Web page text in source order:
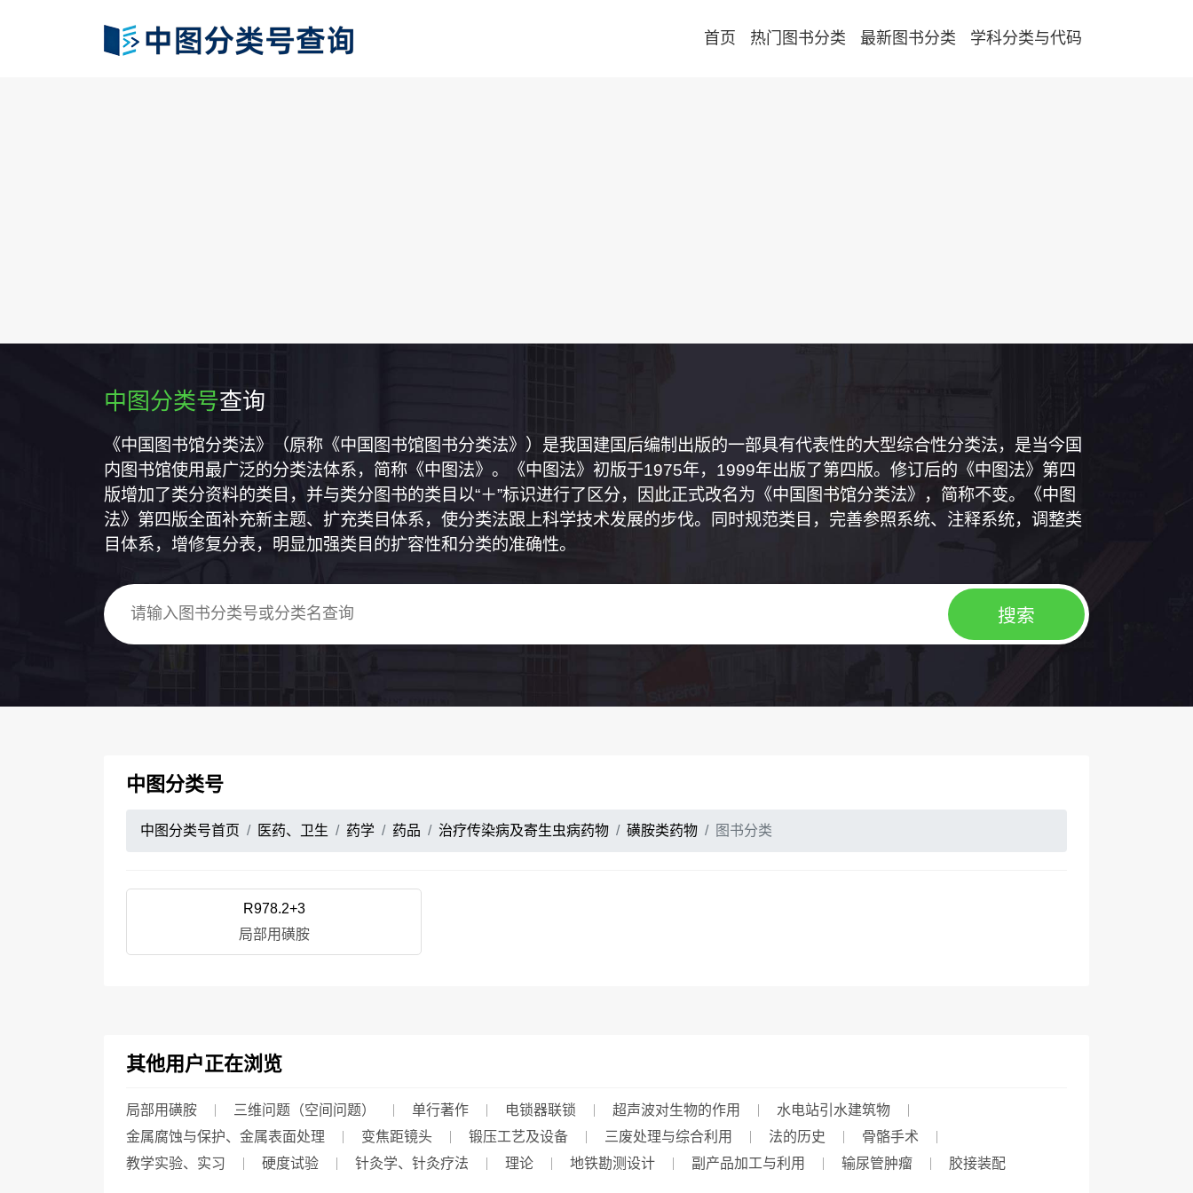
首页 热门图书分类 最新图书分类 学科分类与代码
中图分类号查询
《中国图书馆分类法》（原称《中国图书馆图书分类法》）是我国建国后编制出版的一部具有代表性的大型综合性分类法，是当今国
内图书馆使用最广泛的分类法体系，简称《中图法》。《中图法》初版于1975年，1999年出版了第四版。修订后的《中图法》第四
版增加了类分资料的类目，并与类分图书的类目以“＋”标识进行了区分，因此正式改名为《中国图书馆分类法》，简称不变。《中图
法》第四版全面补充新主题、扩充类目体系，使分类法跟上科学技术发展的步伐。同时规范类目，完善参照系统、注释系统，调整类
目体系，增修复分表，明显加强类目的扩容性和分类的准确性。
中图分类号
中图分类号首页 医药、卫生 药学 药品 治疗传染病及寄生虫病药物 磺胺类药物 图书分类
R978.2+3
局部用磺胺
其他用户正在浏览
局部用磺胺 三维问题（空间问题） 单行著作 电锁器联锁 超声波对生物的作用
水电站引水建筑物
金属腐蚀与保护、金属表面处理
变焦距镜头 锻压工艺及设备 三废处理与综合利用 法的历史
骨骼手术
教学实验、实习
硬度试验 针灸学、针灸疗法 理论 地铁勘测设计 副产品加工与利用 输尿管肿瘤 胶接装配